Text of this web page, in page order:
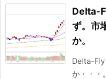
Delta-
ず。市
か。
Delta-Fly
か・・・